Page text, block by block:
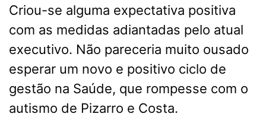
Criou-se alguma expectativa positiva
com as medidas adiantadas pelo atual
executivo. Não pareceria muito ousado
esperar um novo e positivo ciclo de
gestão na Saúde, que rompesse com o
autismo de Pizarro e Costa.